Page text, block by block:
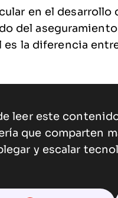
en el
del
es la diferencia
leer este
que comparten
y escalar